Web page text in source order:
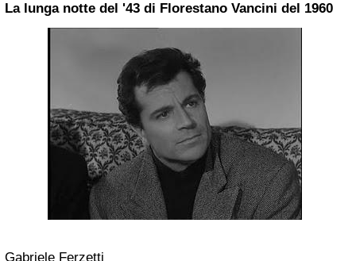
La lunga notte del '43 di Florestano Vancini del 1960
Gabriele Ferzetti